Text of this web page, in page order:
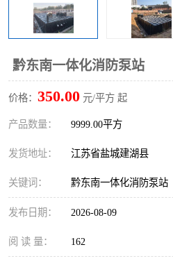
黔东南一体化消防泵站
价格： 350.00 元/平方 起
产品数量： 9999.00平方
发货地址： 江苏省盐城建湖县
关键词： 黔东南一体化消防泵站
发布日期： 2026-08-09
阅 读 量： 162